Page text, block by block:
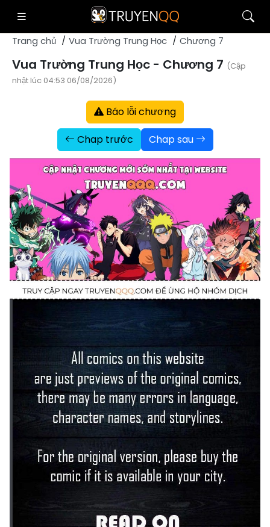
Trang chủ Vua Trường Trung Học Chương 7
Vua Trường Trung Học - Chương 7 (Cập
nhật lúc 04:53 06/08/2026)
Báo lỗi chương
Chap trước
Chap sau